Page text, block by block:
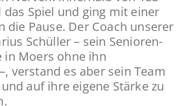
das Spiel und ging mit einer
die Pause. Der Coach unserer
Schüller – sein Senioren-
in Moers ohne ihn
verstand es aber sein Team
auf ihre eigene Stärke zu